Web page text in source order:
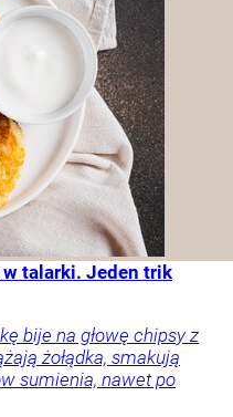
talarki. Jeden trik
bije na głowę chipsy z
żołądka, smakują
sumienia, nawet po